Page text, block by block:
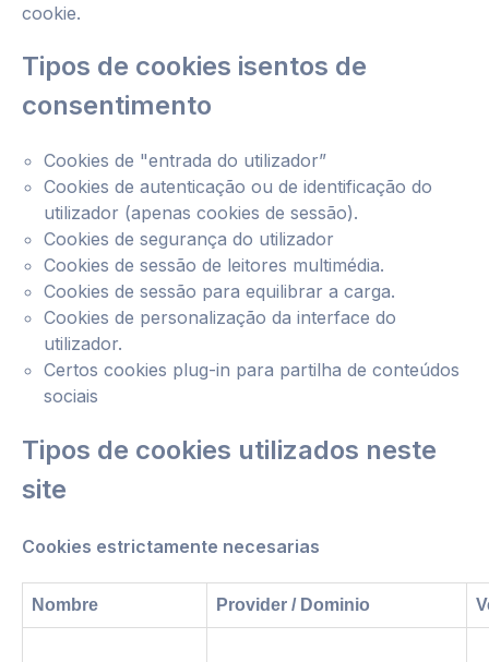
cookie.
Tipos de cookies isentos de
consentimento
Cookies de "entrada do utilizador”
Cookies de autenticação ou de identificação do
utilizador (apenas cookies de sessão).
Cookies de segurança do utilizador
Cookies de sessão de leitores multimédia.
Cookies de sessão para equilibrar a carga.
Cookies de personalização da interface do
utilizador.
Certos cookies plug-in para partilha de conteúdos
sociais
Tipos de cookies utilizados neste
site
Cookies estrictamente necesarias
Nombre Provider / Dominio